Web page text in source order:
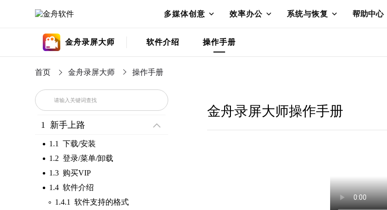
多媒体创意 效率办公 系统与恢复 帮助中心
金舟录屏大师 软件介绍 操作手册
首页 金舟录屏大师 操作手册
1 新手上路
1.1 下载/安装
1.2 登录/菜单/卸载
1.3 购买VIP
1.4 软件介绍
1.4.1 软件支持的格式
金舟录屏大师操作手册